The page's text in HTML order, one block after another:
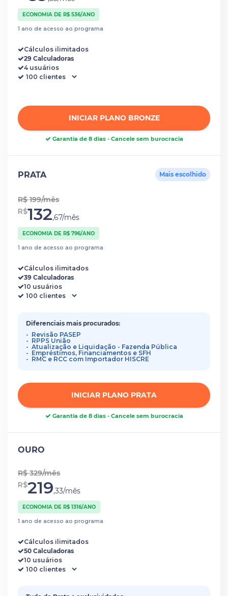
ECONOMIA DE R$ 536/ANO
1 ano de acesso ao programa
Cálculos ilimitados
29 Calculadoras
4 usuários
INICIAR PLANO BRONZE
Garantia de 8 dias - Cancele sem burocracia
PRATA Mais escolhido
R$ 199/mês
R$132,67/mês
ECONOMIA DE R$ 796/ANO
1 ano de acesso ao programa
Cálculos ilimitados
39 Calculadoras
10 usuários
Diferenciais mais procurados:
Revisão PASEP
RPPS União
Atualização e Liquidação - Fazenda Pública
Empréstimos, Financiamentos e SFH
RMC e RCC com Importador HISCRE
INICIAR PLANO PRATA
Garantia de 8 dias - Cancele sem burocracia
OURO
R$ 329/mês
R$219,33/mês
ECONOMIA DE R$ 1316/ANO
1 ano de acesso ao programa
Cálculos ilimitados
50 Calculadoras
10 usuários